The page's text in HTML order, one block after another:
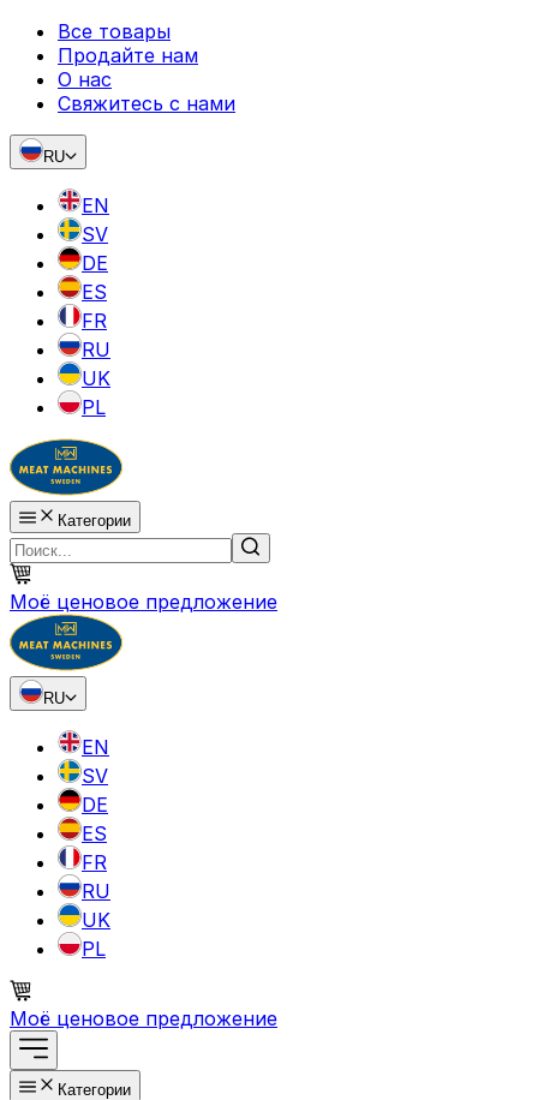
Все товары
Продайте нам
О нас
Свяжитесь с нами
RU
EN
SV
DE
ES
FR
RU
UK
PL
Категории
Моё ценовое предложение
RU
EN
SV
DE
ES
FR
RU
UK
PL
Моё ценовое предложение
Категории